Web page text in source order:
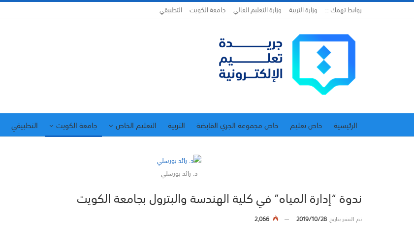
روابط تهمك :: وزارة التربية وزارة التعليم العالي جامعة الكويت التطبيقي
الرئيسية خاص تعليم خاص مجموعة الجري القابضة التربية التعليم الخاص جامعة الكويت التطبيقي
د. رائد بورسلي
ندوة “إدارة المياه” في كلية الهندسة والبترول بجامعة الكويت
تم النشر بتاريخ2019/10/28
2,066